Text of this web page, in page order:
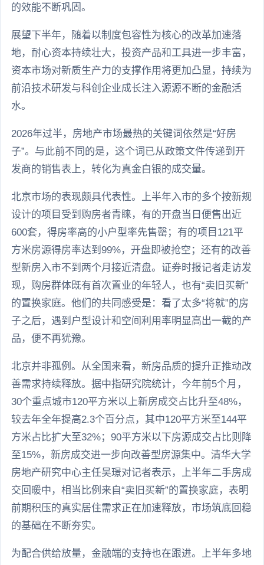
的效能不断巩固。
展望下半年，随着以制度包容性为核心的改革加速落
地，耐心资本持续壮大，投资产品和工具进一步丰富，
资本市场对新质生产力的支撑作用将更加凸显，持续为
前沿技术研发与科创企业成长注入源源不断的金融活
水。
2026年过半，房地产市场最热的关键词依然是“好房
子”。与此前不同的是，这个词已从政策文件传递到开
发商的销售表上，转化为真金白银的成交量。
北京市场的表现颇具代表性。上半年入市的多个按新规
设计的项目受到购房者青睐，有的开盘当日便售出近
600套，得房率高的小户型率先售罄；有的项目121平
方米房源得房率达到99%，开盘即被抢空；还有的改善
型新房入市不到两个月接近清盘。证券时报记者走访发
现，购房群体既有首次置业的年轻人，也有“卖旧买新”
的置换家庭。他们的共同感受是：看了太多“将就”的房
子之后，遇到户型设计和空间利用率明显高出一截的产
品，便不再犹豫。
北京并非孤例。从全国来看，新房品质的提升正推动改
善需求持续释放。据中指研究院统计，今年前5个月，
30个重点城市120平方米以上新房成交占比升至48%，
较去年全年提高2.3个百分点，其中120平方米至144平
方米占比扩大至32%；90平方米以下房源成交占比则降
至15%，新房成交进一步向改善型房源集中。清华大学
房地产研究中心主任吴璟对记者表示，上半年二手房成
交回暖中，相当比例来自“卖旧买新”的置换家庭，表明
前期积压的真实居住需求正在加速释放，市场筑底回稳
的基础在不断夯实。
为配合供给放量，金融端的支持也在跟进。上半年多地